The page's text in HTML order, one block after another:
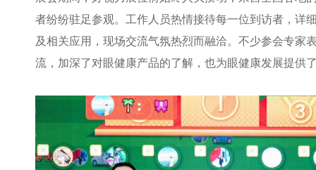
者纷纷驻足参观。工作人员热情接待每一位到访者，详
及相关应用，现场交流气氛热烈而融洽。不少参会专家
流，加深了对眼健康产品的了解，也为眼健康发展提供